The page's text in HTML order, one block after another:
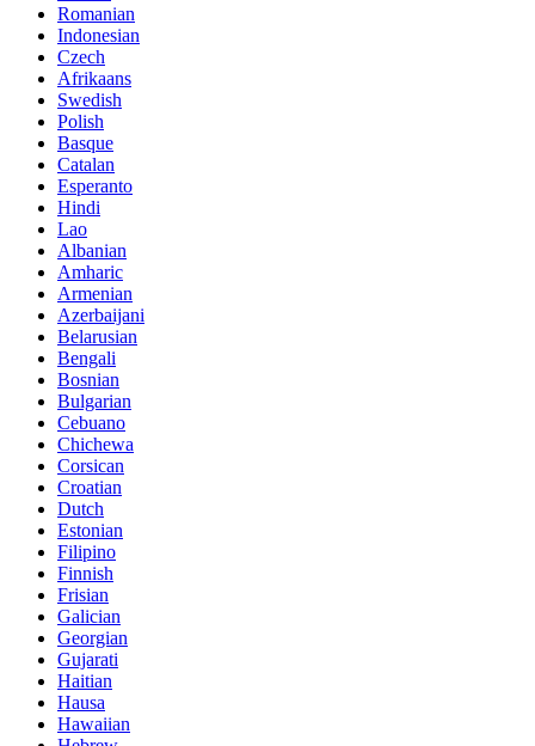
Romanian
Indonesian
Czech
Afrikaans
Swedish
Polish
Basque
Catalan
Esperanto
Hindi
Lao
Albanian
Amharic
Armenian
Azerbaijani
Belarusian
Bengali
Bosnian
Bulgarian
Cebuano
Chichewa
Corsican
Croatian
Dutch
Estonian
Filipino
Finnish
Frisian
Galician
Georgian
Gujarati
Haitian
Hausa
Hawaiian